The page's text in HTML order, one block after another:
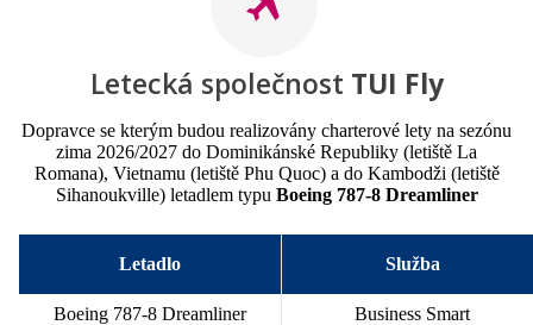
Letecká společnost TUI Fly
Dopravce se kterým budou realizovány charterové lety na sezónu
zima 2026/2027 do Dominikánské Republiky (letiště La
Romana), Vietnamu (letiště Phu Quoc) a do Kambodži (letiště
Sihanoukville) letadlem typu Boeing 787-8 Dreamliner
Letadlo Služba
Boeing 787-8 Dreamliner Business Smart